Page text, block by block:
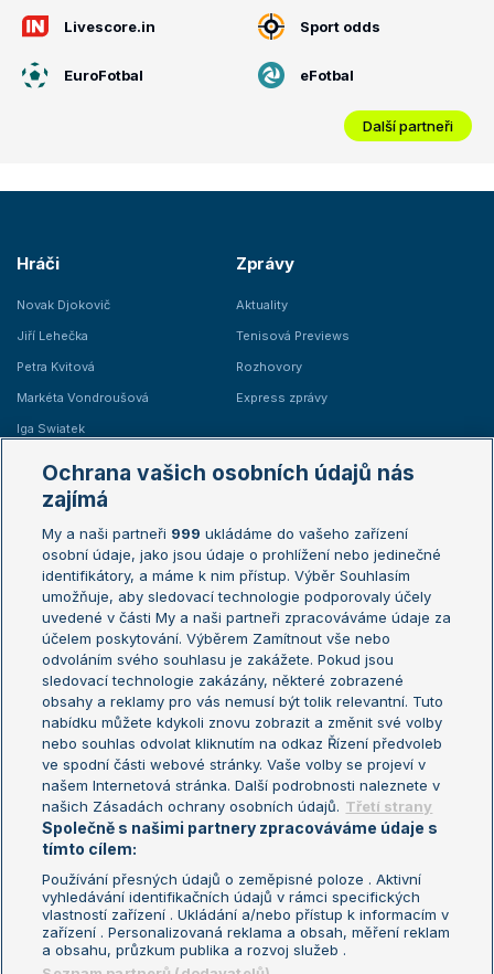
Livescore.in Sport odds
EuroFotbal eFotbal
Další partneři
Hráči
Novak Djokovič
Jiří Lehečka
Petra Kvitová
Markéta Vondroušová
Iga Swiatek
Zprávy
Aktuality
Tenisová Previews
Rozhovory
Express zprávy
Žebříčky
Žebříček ATP (muži)
Žebříček WTA (ženy)
Sázkařský žebříček
Australian Open
French Open
Wimbledon
US Open
Turnaj mistrů
Turnaj mistryň
Aktualní trendy
Fotbalové přestupy
Livesport Daily
LS Prague Open
Podmínky užití
Nastavení soukromí
GDPR a žurnalistika
Reklama
Kontakt
Informace o zpracování osobních
Ochrana vašich osobních údajů nás
zajímá
My a naši partneři 999 ukládáme do vašeho zařízení
osobní údaje, jako jsou údaje o prohlížení nebo jedinečné
identifikátory, a máme k nim přístup. Výběr Souhlasím
umožňuje, aby sledovací technologie podporovaly účely
uvedené v části My a naši partneři zpracováváme údaje za
účelem poskytování. Výběrem Zamítnout vše nebo
odvoláním svého souhlasu je zakážete. Pokud jsou
sledovací technologie zakázány, některé zobrazené
obsahy a reklamy pro vás nemusí být tolik relevantní. Tuto
nabídku můžete kdykoli znovu zobrazit a změnit své volby
nebo souhlas odvolat kliknutím na odkaz Řízení předvoleb
ve spodní části webové stránky. Vaše volby se projeví v
našem Internetová stránka. Další podrobnosti naleznete v
našich Zásadách ochrany osobních údajů. Třetí strany
Společně s našimi partnery zpracováváme údaje s
tímto cílem:
Používání přesných údajů o zeměpisné poloze . Aktivní
vyhledávání identifikačních údajů v rámci specifických
vlastností zařízení . Ukládání a/nebo přístup k informacím v
zařízení . Personalizovaná reklama a obsah, měření reklam
a obsahu, průzkum publika a rozvoj služeb .